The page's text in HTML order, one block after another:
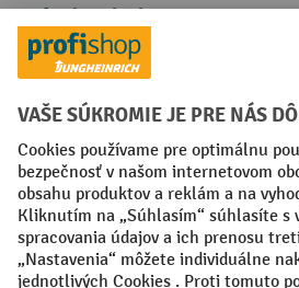
Spôsoby platby
Creditcard (Master)Creditcard (Visa)
Faktúra Predplatba
Sociálne siete
Facebook
YouTube
LinkedIn